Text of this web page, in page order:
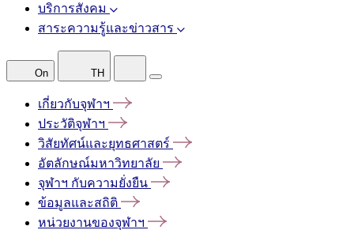
บริการสังคม
สาระความรู้และข่าวสาร
On TH
เกี่ยวกับจุฬาฯ
ประวัติจุฬาฯ
วิสัยทัศน์และยุทธศาสตร์
อัตลักษณ์มหาวิทยาลัย
จุฬาฯ กับความยั่งยืน
ข้อมูลและสถิติ
หน่วยงานของจุฬาฯ